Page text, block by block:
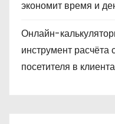
экономит время и
Онлайн-
инструмент
посетителя в клиента